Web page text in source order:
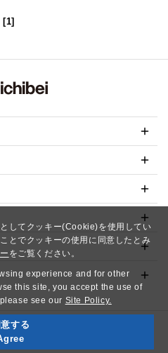
してクッキー(Cookie)を使用してい
とでクッキーの使用に同意したとみ
をご覧ください。
experience and for other
this site, you accept the use of
see our Site Policy.
意する
[1]
All Rights Reserved.